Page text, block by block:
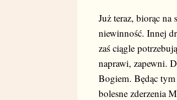
Już teraz, biorąc na
niewinność. Innej
zaś ciągle
naprawi, zapewni.
Bogiem. Będąc
bolesne zderzenia